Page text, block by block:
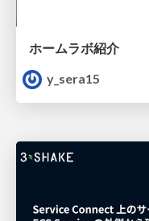
ホームラボ紹介
y_sera15